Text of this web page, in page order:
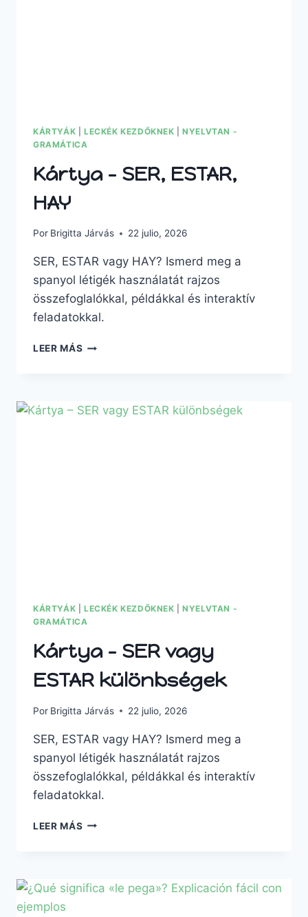
KÁRTYÁK LECKÉK KEZDŐKNEK |NYELVTAN -
GRAMÁTICA
Kártya – SER, ESTAR,
HAY
Por Brigitta Járvás 22 julio, 2026
SER, ESTAR vagy HAY? Ismerd meg a
spanyol létigék használatát rajzos
összefoglalókkal, példákkal és interaktív
feladatokkal.
LEER MÁS
KÁRTYÁK LECKÉK KEZDŐKNEK |NYELVTAN -
GRAMÁTICA
Kártya – SER vagy
ESTAR különbségek
Por Brigitta Járvás 22 julio, 2026
SER, ESTAR vagy HAY? Ismerd meg a
spanyol létigék használatát rajzos
összefoglalókkal, példákkal és interaktív
feladatokkal.
LEER MÁS